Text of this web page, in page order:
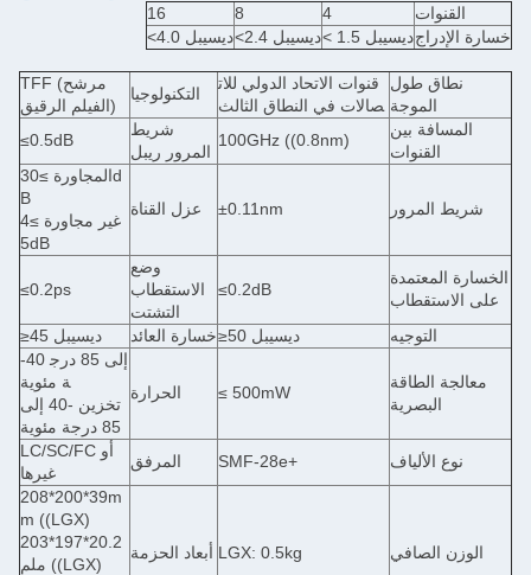
القنوات
4
8
16
خسارة الإدراج< 1.5 ديسيبل <2.4 ديسيبل <4.0 ديسيبل
نطاق طول
الموجة
قنوات الاتحاد الدولي للات
صالات في النطاق الثالث
التكنولوجيا
TFF (مرشح
الفيلم الرقيق)
المسافة بين
القنوات
100GHz ((0.8nm)
شريط
المرور ريبل
≤0.5dB
شريط المرور ±0.11nm عزل القناة
المجاورة ≥30d
B
غير مجاورة ≥4
5dB
الخسارة المعتمدة
على الاستقطاب
≤0.2dB
وضع
الاستقطاب
التشتت
≤0.2ps
التوجيه ≥50 ديسيبل خسارة العائد ≥45 ديسيبل
معالجة الطاقة
البصرية
≤ 500mW الحرارة
-40 إلى 85 درج
ة مئوية
تخزين -40 إلى
85 درجة مئوية
نوع الألياف
SMF-28e+ المرفق
LC/SC/FC أو
غيرها
الوزن الصافي LGX: 0.5kg أبعاد الحزمة
208*200*39m
m ((LGX)
203*197*20.2
ملم ((LGX)